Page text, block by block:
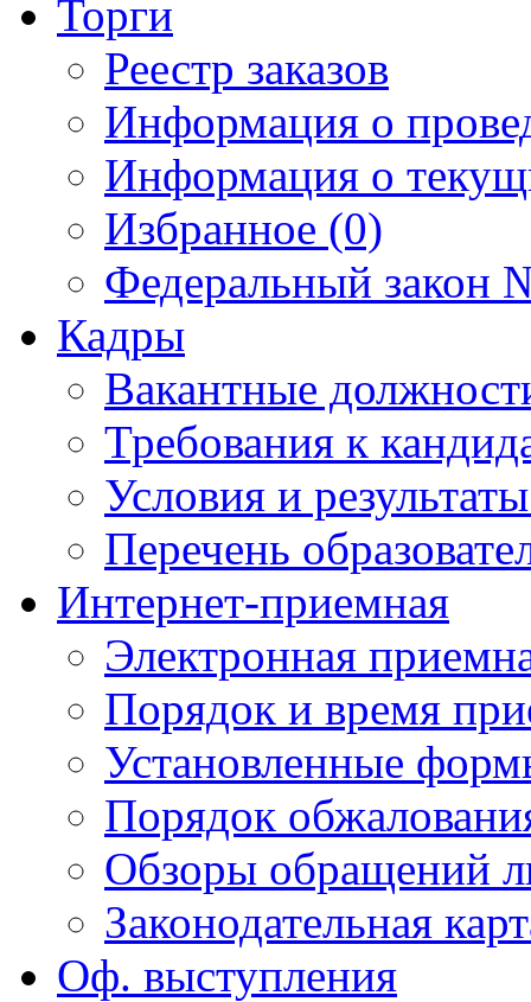
Торги
Реестр заказов
Информация о
Информация о
Избранное (0)
Федеральный закон
Кадры
Вакантные
Требования к
Условия и
Перечень
Интернет-приемная
Электронная
Порядок и время
Установленные
Порядок
Обзоры обращений
Законодательная
Оф. выступления